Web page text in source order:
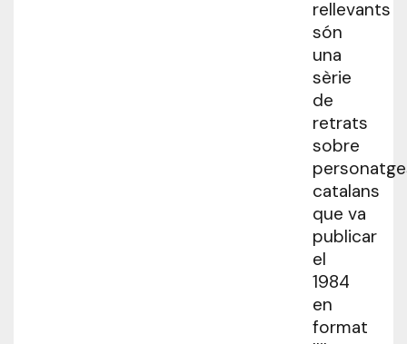
rellevants
són
una
sèrie
de
retrats
sobre
catalans
que va
publicar
el
1984
en
format